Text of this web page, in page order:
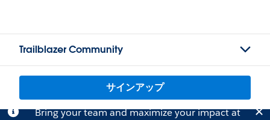
Trailblazer Community
サインアップ
Bring your team and maximize your impact at